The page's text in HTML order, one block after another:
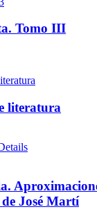
Tomo III
literatura
José Martí